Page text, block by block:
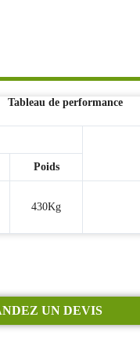
Tableau de performance
Poids
430Kg
UN DEVIS